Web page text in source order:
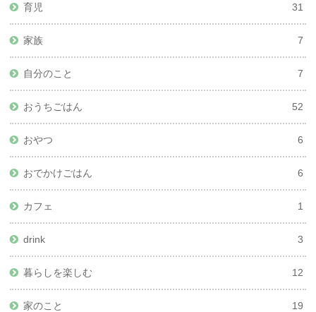
育児 31
家族 7
自分のこと 7
おうちごはん 52
おやつ 6
おでかけごはん 6
カフェ 1
drink 3
暮らしを楽しむ 12
家のこと 19